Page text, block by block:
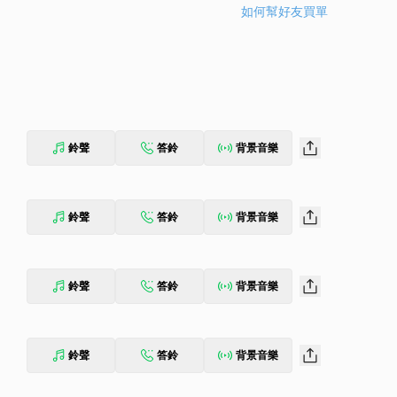
如何幫好友買單
鈴聲 答鈴 背景音樂
鈴聲 答鈴 背景音樂
鈴聲 答鈴 背景音樂
鈴聲 答鈴 背景音樂